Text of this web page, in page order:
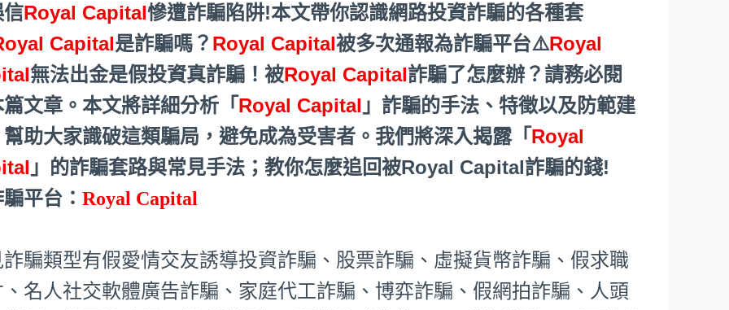
信Royal Capital慘遭詐騙陷阱!本文帶你認識網路投資詐騙的各種套
Capital是詐騙嗎？ Royal Capital被多次通報為詐騙平台⚠️Royal
無法出金是假投資真詐騙！被Royal Capital詐騙了怎麼辦？請務必閱
文章。本文將詳細分析「 Royal Capital 」詐騙的手法、特徵以及防範建
助大家識破這類騙局，避免成為受害者。我們將深入揭露「 Royal
」的詐騙套路與常見手法；教你怎麼追回被Royal Capital詐騙的錢!
平台：Royal Capital
騙類型有假愛情交友誘導投資詐騙、股票詐騙、虛擬貨幣詐騙、假求職
名人社交軟體廣告詐騙、家庭代工詐騙、博弈詐騙、假網拍詐騙、人頭